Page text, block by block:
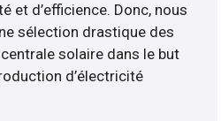
et d’efficience. Donc, nous
sélection drastique des
solaire dans le but
d’électricité